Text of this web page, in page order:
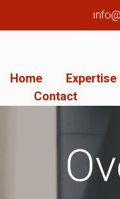
Home Expertise
Contact